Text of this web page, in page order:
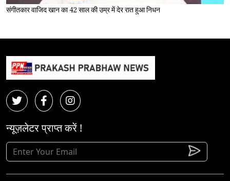
संगीतकार वाजिद खान का 42 साल की उम्र में देर रात हुआ निधन
न्यूज़लेटर प्राप्त करें !